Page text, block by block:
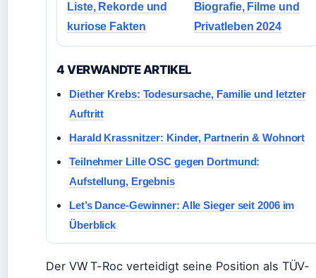
Liste, Rekorde und
kuriose Fakten
Biografie, Filme und
Privatleben 2024
4 VERWANDTE ARTIKEL
Diether Krebs: Todesursache, Familie und letzter
Auftritt
Harald Krassnitzer: Kinder, Partnerin & Wohnort
Teilnehmer Lille OSC gegen Dortmund:
Aufstellung, Ergebnis
Let’s Dance-Gewinner: Alle Sieger seit 2006 im
Überblick
Der VW T-Roc verteidigt seine Position als TÜV-